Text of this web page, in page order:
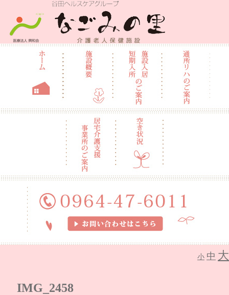
介護老人保健施設 なごみの里
小 中 大
IMG_2458